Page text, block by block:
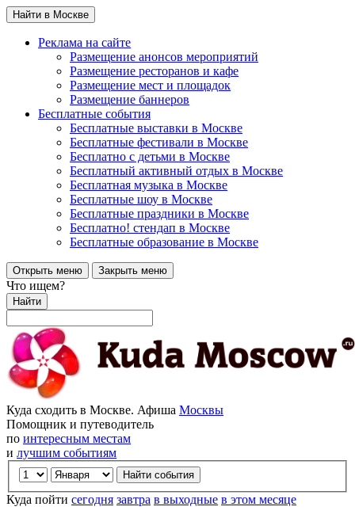
Найти в Москве
Реклама на сайте
Размещение анонсов мероприятий
Размещение ресторанов и кафе
Размещение мест и площадок
Размещение баннеров
Бесплатные события
Бесплатные выставки в Москве
Бесплатные фестивали в Москве
Бесплатно с детьми в Москве
Бесплатный активный отдых в Москве
Бесплатная музыка в Москве
Бесплатные шоу в Москве
Бесплатные праздники в Москве
Бесплатно! стендап в Москве
Бесплатные образование в Москве
Открыть меню Закрыть меню
Что ищем?
Найти
Куда сходить в Москве. Афиша Москвы
Помощник и путеводитель
по интересным местам
и лучшим событиям
Куда пойти сегодня завтра в выходные в этом месяце